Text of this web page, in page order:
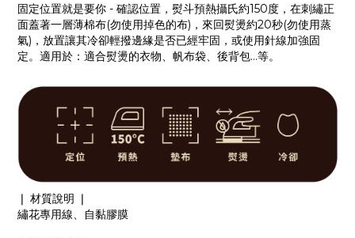
固定位置就是要你 - 確認位置，熨斗預熱攝氏約150度，在刺繡正
面蓋著一層薄棉布(勿使用掉色的布)，來回熨燙約20秒(勿使用蒸
氣)，放置讓其冷卻輕撥邊緣是否已經牢固，或使用針線加強固
定。適用於：適合熨燙的衣物、帆布袋、後背包...等。
❘ 材質說明 ❘
繡花專用線、自黏膠膜